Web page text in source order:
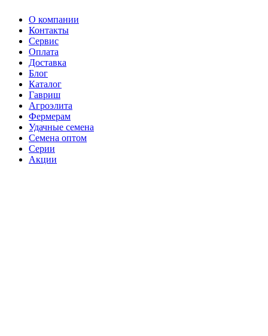
О компании
Контакты
Сервис
Оплата
Доставка
Блог
Каталог
Гавриш
Агроэлита
Фермерам
Удачные семена
Семена оптом
Серии
Акции